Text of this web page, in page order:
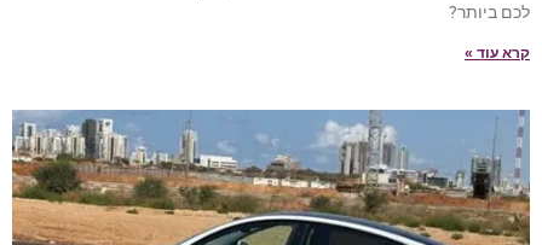
לכם ביותר?
קרא עוד »